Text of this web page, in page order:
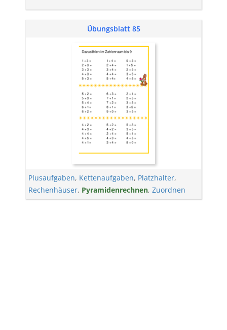
Übungsblatt 85
Plusaufgaben, Kettenaufgaben, Platzhalter,
Rechenhäuser, Pyramidenrechnen, Zuordnen